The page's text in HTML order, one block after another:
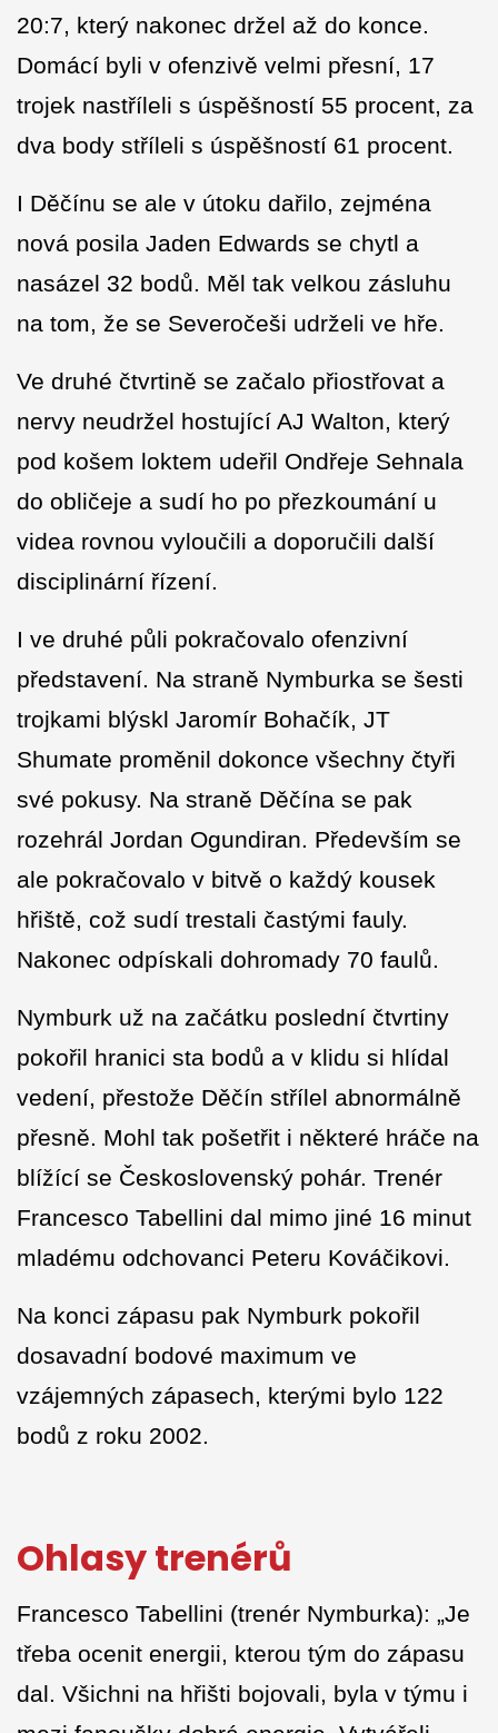
20:7, který nakonec držel až do konce.
Domácí byli v ofenzivě velmi přesní, 17
trojek nastříleli s úspěšností 55 procent, za
dva body stříleli s úspěšností 61 procent.
I Děčínu se ale v útoku dařilo, zejména
nová posila Jaden Edwards se chytl a
nasázel 32 bodů. Měl tak velkou zásluhu
na tom, že se Severočeši udrželi ve hře.
Ve druhé čtvrtině se začalo přiostřovat a
nervy neudržel hostující AJ Walton, který
pod košem loktem udeřil Ondřeje Sehnala
do obličeje a sudí ho po přezkoumání u
videa rovnou vyloučili a doporučili další
disciplinární řízení.
I ve druhé půli pokračovalo ofenzivní
představení. Na straně Nymburka se šesti
trojkami blýskl Jaromír Bohačík, JT
Shumate proměnil dokonce všechny čtyři
své pokusy. Na straně Děčína se pak
rozehrál Jordan Ogundiran. Především se
ale pokračovalo v bitvě o každý kousek
hřiště, což sudí trestali častými fauly.
Nakonec odpískali dohromady 70 faulů.
Nymburk už na začátku poslední čtvrtiny
pokořil hranici sta bodů a v klidu si hlídal
vedení, přestože Děčín střílel abnormálně
přesně. Mohl tak pošetřit i některé hráče na
blížící se Československý pohár. Trenér
Francesco Tabellini dal mimo jiné 16 minut
mladému odchovanci Peteru Kováčikovi.
Na konci zápasu pak Nymburk pokořil
dosavadní bodové maximum ve
vzájemných zápasech, kterými bylo 122
bodů z roku 2002.
Ohlasy trenérů
Francesco Tabellini (trenér Nymburka): „Je
třeba ocenit energii, kterou tým do zápasu
dal. Všichni na hřišti bojovali, byla v týmu i